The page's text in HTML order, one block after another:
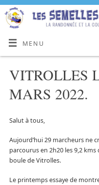
MENU
VITROLLES
MARS 2022.
Salut à tous,
Aujourd’hui 29 marcheurs ne
parcourus en 2h20 les 9,2
boule de Vitrolles.
Le printemps essaye de